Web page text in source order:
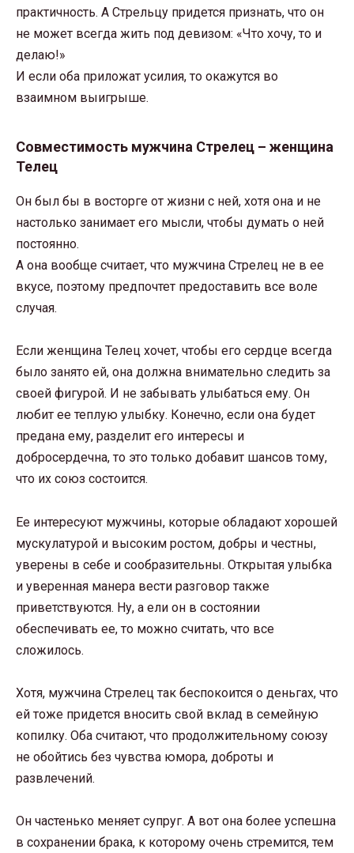
практичность. А Стрельцу придется признать, что он
не может всегда жить под девизом: «Что хочу, то и
делаю!»
И если оба приложат усилия, то окажутся во
взаимном выигрыше.
Совместимость мужчина Стрелец – женщина
Телец
Он был бы в восторге от жизни с ней, хотя она и не
настолько занимает его мысли, чтобы думать о ней
постоянно.
А она вообще считает, что мужчина Стрелец не в ее
вкусе, поэтому предпочтет предоставить все воле
случая.
Если женщина Телец хочет, чтобы его сердце всегда
было занято ей, она должна внимательно следить за
своей фигурой. И не забывать улыбаться ему. Он
любит ее теплую улыбку. Конечно, если она будет
предана ему, разделит его интересы и
добросердечна, то это только добавит шансов тому,
что их союз состоится.
Ее интересуют мужчины, которые обладают хорошей
мускулатурой и высоким ростом, добры и честны,
уверены в себе и сообразительны. Открытая улыбка
и уверенная манера вести разговор также
приветствуются. Ну, а ели он в состоянии
обеспечивать ее, то можно считать, что все
сложилось.
Хотя, мужчина Стрелец так беспокоится о деньгах, что
ей тоже придется вносить свой вклад в семейную
копилку. Оба считают, что продолжительному союзу
не обойтись без чувства юмора, доброты и
развлечений.
Он частенько меняет супруг. А вот она более успешна
в сохранении брака, к которому очень стремится, тем